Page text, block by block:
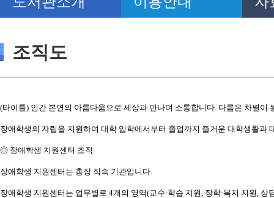
조직도
(타이틀) 인간 본연의 아름다움으로 세상과 만나며 소통합니다. 다름은 차별이
장애학생의 자립을 지원하여 대학 입학에서부터 졸업까지 즐거운 대학생활과
◎ 장애학생 지원센터 조직
장애학생 지원센터는 총장 직속 기관입니다.
장애학생 지원센터는 업무별로 4개의 영역(교수·학습 지원, 장학·복지 지원, 상